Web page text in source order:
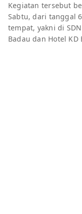
Kegiatan tersebut
Sabtu, dari tanggal
tempat, yakni di
Badau dan Hotel KD